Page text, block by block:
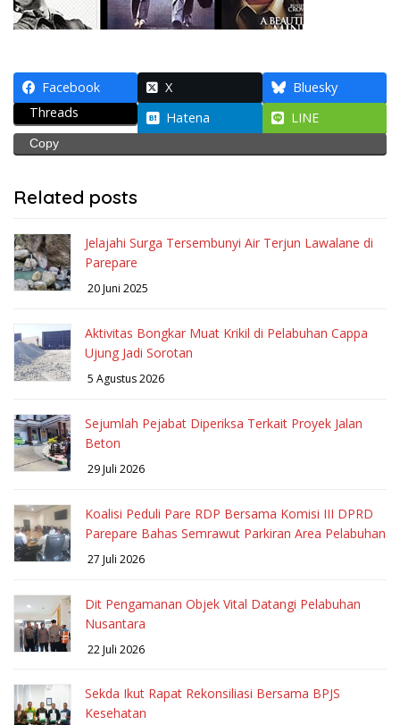
Facebook X
Bluesky
Threads
Hatena LINE
Copy
Related posts
Jelajahi Surga Tersembunyi Air Terjun Lawalane di
Parepare
20 Juni 2025
Aktivitas Bongkar Muat Krikil di Pelabuhan Cappa
Ujung Jadi Sorotan
5 Agustus 2026
Sejumlah Pejabat Diperiksa Terkait Proyek Jalan
Beton
29 Juli 2026
Koalisi Peduli Pare RDP Bersama Komisi III DPRD
Parepare Bahas Semrawut Parkiran Area Pelabuhan
27 Juli 2026
Dit Pengamanan Objek Vital Datangi Pelabuhan
Nusantara
22 Juli 2026
Sekda Ikut Rapat Rekonsiliasi Bersama BPJS
Kesehatan